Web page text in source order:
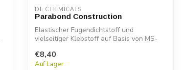
DL CHEMICALS
Parabond Construction
Elastischer Fugendichtstoff und
vielseitiger Klebstoff auf Basis von MS-
€8,40
Auf Lager